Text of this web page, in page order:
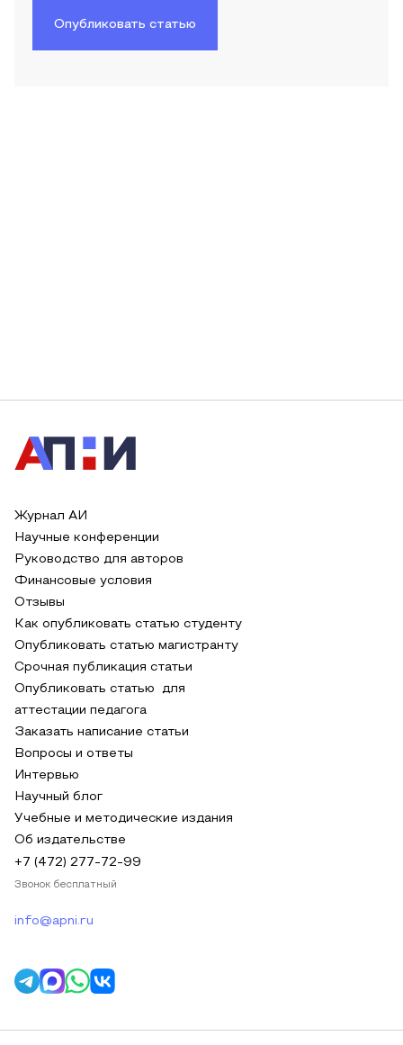
Опубликовать статью
Журнал АИ
Научные конференции
Руководство для авторов
Финансовые условия
Отзывы
Как опубликовать статью студенту
Опубликовать статью магистранту
Срочная публикация статьи
Опубликовать статью для
аттестации педагога
Заказать написание статьи
Вопросы и ответы
Интервью
Научный блог
Учебные и методические издания
Об издательстве
+7 (472) 277-72-99
Звонок бесплатный
info@apni.ru